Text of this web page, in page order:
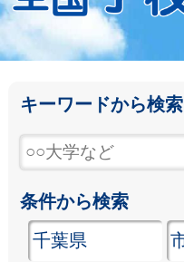
キーワードから検索
条件から検索